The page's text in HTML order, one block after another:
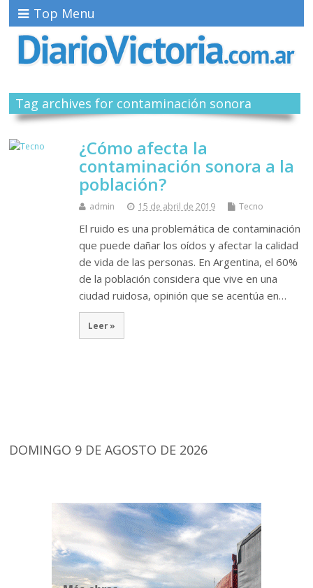
Top Menu
Tag archives for contaminación sonora
¿Cómo afecta la
contaminación sonora a la
población?
admin 15 de abril de 2019 Tecno
El ruido es una problemática de contaminación
que puede dañar los oídos y afectar la calidad
de vida de las personas. En Argentina, el 60%
de la población considera que vive en una
ciudad ruidosa, opinión que se acentúa en…
Leer »
DOMINGO 9 DE AGOSTO DE 2026